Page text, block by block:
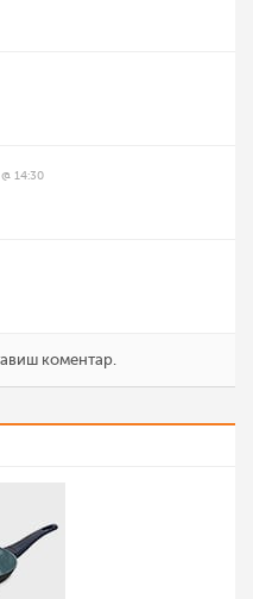
14:30
коментар.